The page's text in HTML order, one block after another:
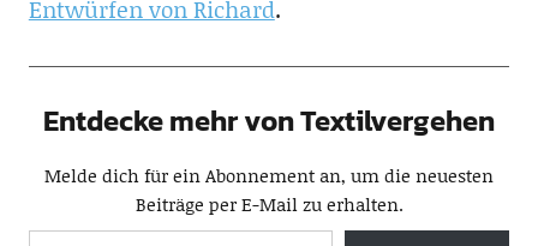
Entwürfen von Richard.
Entdecke mehr von Textilvergehen
Melde dich für ein Abonnement an, um die neuesten
Beiträge per E-Mail zu erhalten.